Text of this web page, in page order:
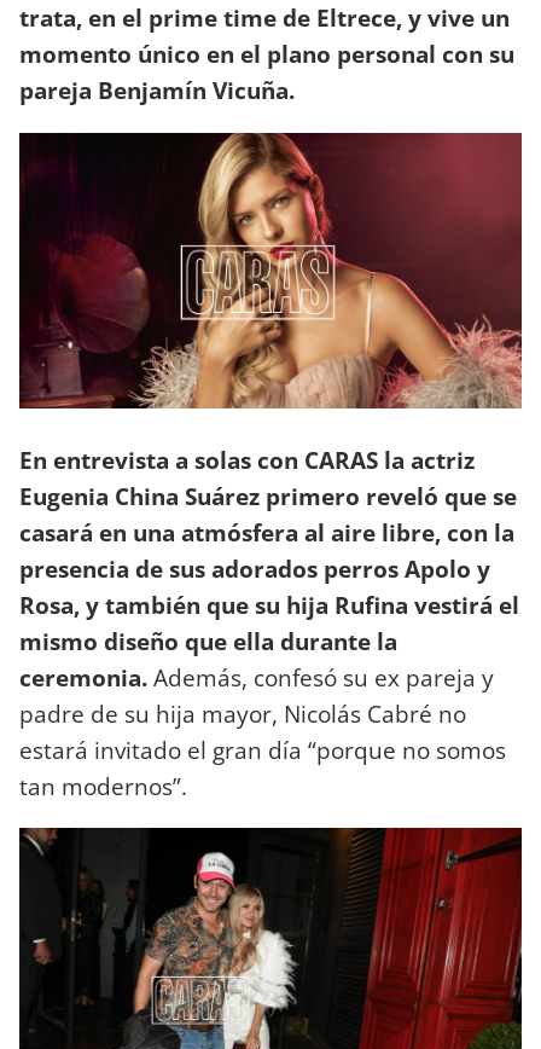
trata, en el prime time de Eltrece, y vive un
momento único en el plano personal con su
pareja Benjamín Vicuña.
En entrevista a solas con CARAS la actriz
Eugenia China Suárez primero reveló que se
casará en una atmósfera al aire libre, con la
presencia de sus adorados perros Apolo y
Rosa, y también que su hija Rufina vestirá el
mismo diseño que ella durante la
ceremonia.Además, confesó su ex pareja y
padre de su hija mayor, Nicolás Cabré no
estará invitado el gran día “porque no somos
tan modernos”.